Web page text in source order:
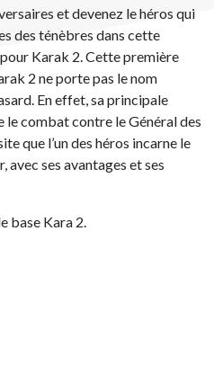
et devenez le héros qui
des ténèbres dans cette
Karak 2. Cette première
2 ne porte pas le nom
En effet, sa principale
le combat contre le Général des
que l’un des héros incarne le
avec ses avantages et ses
base Kara 2.